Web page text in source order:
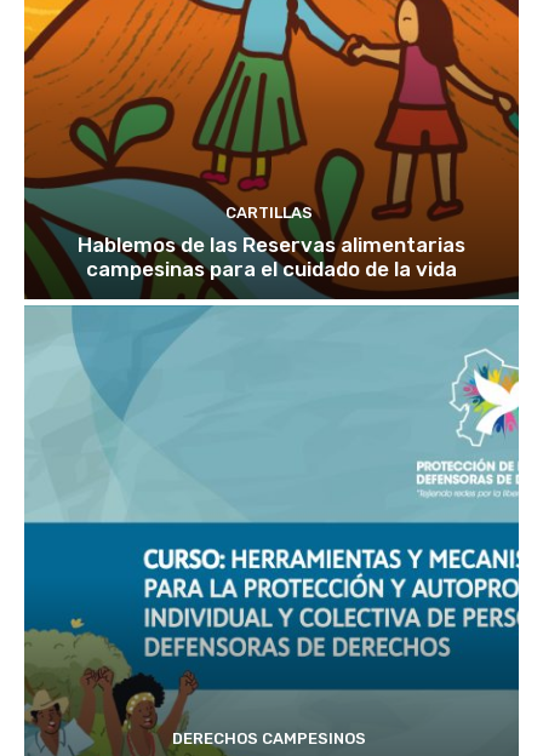
CARTILLAS
Hablemos de las Reservas alimentarias
campesinas para el cuidado de la vida
DERECHOS CAMPESINOS